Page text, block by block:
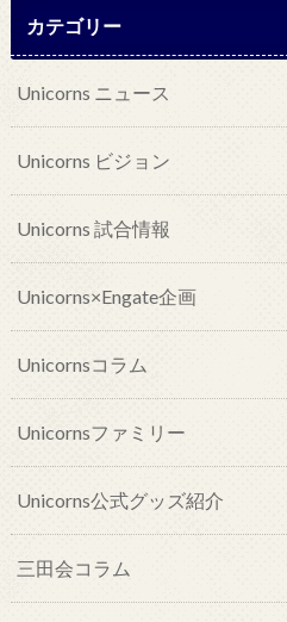
カテゴリー
Unicorns ニュース
Unicorns ビジョン
Unicorns 試合情報
Unicorns×Engate企画
Unicornsコラム
Unicornsファミリー
Unicorns公式グッズ紹介
三田会コラム